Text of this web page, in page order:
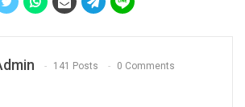
141 Posts 0 Comments